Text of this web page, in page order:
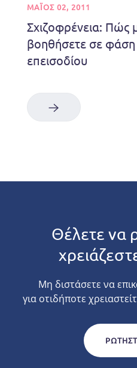
ΜΑΪΟΣ 02, 2011
Σχιζοφρένεια: Πώς
βοηθήσετε σε
επεισοδίου
Θέλετε να
Μη διστάσετε να
για οτιδήποτε